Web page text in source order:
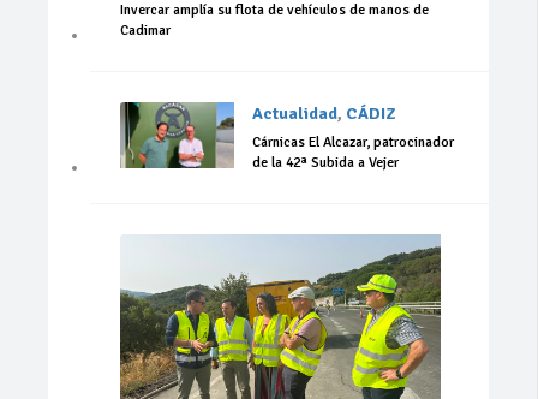
Invercar amplía su flota de vehículos de manos de
Cadimar
Actualidad, CÁDIZ
Cárnicas El Alcazar, patrocinador
de la 42ª Subida a Vejer